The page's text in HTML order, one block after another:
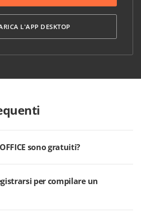
L'APP DESKTOP
sono gratuiti?
per compilare un